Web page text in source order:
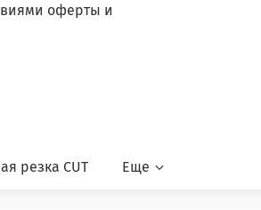
оферты и
резка CUT Еще